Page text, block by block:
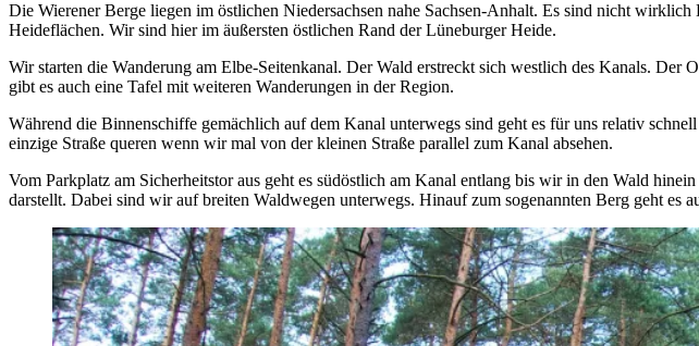
Die Wierener Berge liegen im östlichen Niedersachsen nahe Sachsen-Anhalt. Es sind nicht
Heideflächen. Wir sind hier im äußersten östlichen Rand der Lüneburger Heide.
Wir starten die Wanderung am Elbe-Seitenkanal. Der Wald erstreckt sich westlich des Kanals.
gibt es auch eine Tafel mit weiteren Wanderungen in der Region.
Während die Binnenschiffe gemächlich auf dem Kanal unterwegs sind geht es für uns relativ
einzige Straße queren wenn wir mal von der kleinen Straße parallel zum Kanal absehen.
Vom Parkplatz am Sicherheitstor aus geht es südöstlich am Kanal entlang bis wir in den Wald
darstellt. Dabei sind wir auf breiten Waldwegen unterwegs. Hinauf zum sogenannten Berg geht es